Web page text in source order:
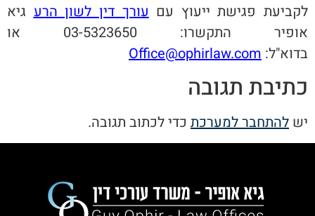
לקביעת פגישת ייעוץ עם עורך דין לשון הרע גיא
אופיר התקשרו: 03-5323650 או
בדוא"ל: Office@ophirlaw.com
כתיבת תגובה
יש להתחבר למערכת כדי לכתוב תגובה.